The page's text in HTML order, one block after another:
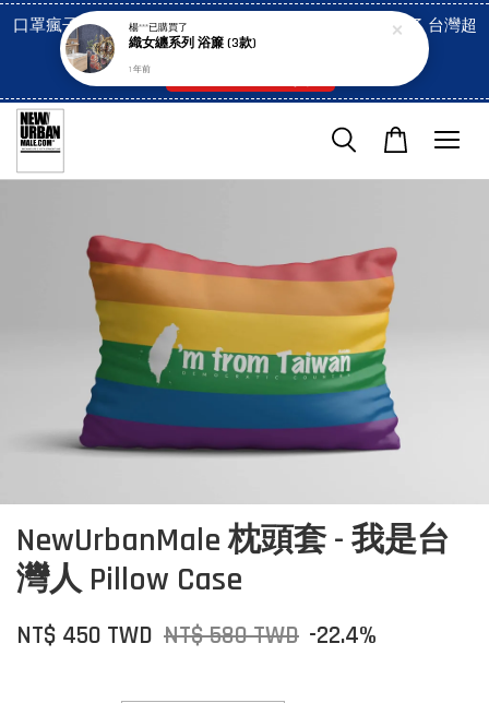
口罩瘋子官網, 放心訂購! 香港澳門信用卡付費已經開啓了 台灣超
市貨到付款也是!
NewUrbanMale 枕頭套 - 我是台
灣人 Pillow Case
NT$ 450 TWD NT$ 580 TWD -22.4%
楊***已購買了
織女纏系列 浴簾 (3款)
1 年前